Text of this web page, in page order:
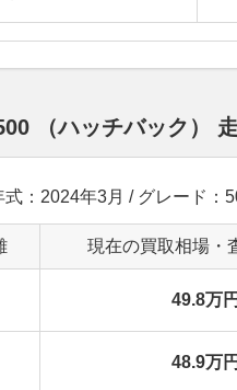
（ハッチバック）
式：2024年3月 / グレード
現在の買取相場・
49.8万
48.9万